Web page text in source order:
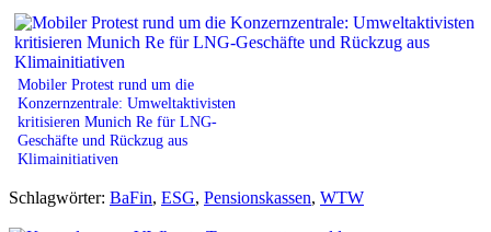
Mobiler Protest rund um die
Konzernzentrale: Umweltaktivisten
kritisieren Munich Re für LNG-
Geschäfte und Rückzug aus
Klimainitiativen
Schlagwörter: BaFin, ESG, Pensionskassen, WTW